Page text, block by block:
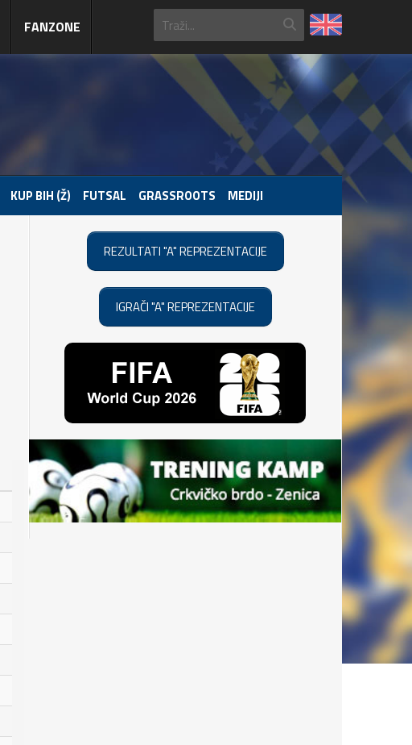
FANZONE
KUP BIH (Ž) FUTSAL GRASSROOTS MEDIJI
REZULTATI "A" REPREZENTACIJE
IGRAČI "A" REPREZENTACIJE